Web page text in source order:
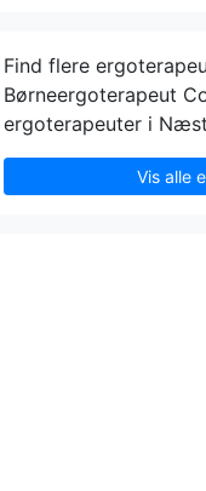
Find flere
Børneergoterapeut
ergoterapeuter i
Vis alle